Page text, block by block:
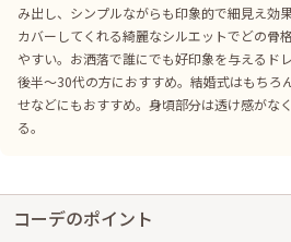
み出し、シンプルながらも印象的で細見え効
カバーしてくれる綺麗なシルエットでどの骨
やすい。お洒落で誰にでも好印象を与えるド
後半〜30代の方におすすめ。結婚式はもちろ
せなどにもおすすめ。身頃部分は透け感がな
る。
コーデのポイント